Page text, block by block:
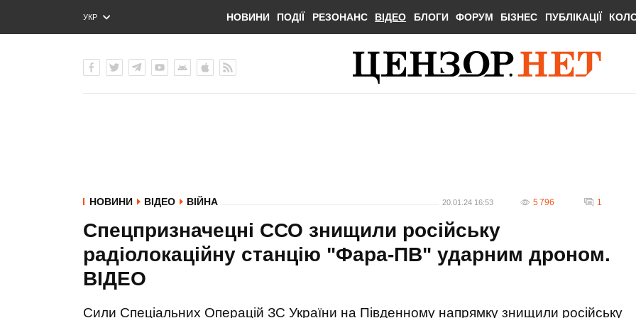
УКР
ENG
НОВИНИ ПОДІЇ РЕЗОНАНС ВІДЕО БЛОГИ ФОРУМ БІЗНЕС ПУБЛІКАЦІЇ
НОВИНИ ВІДЕО ВІЙНА 20.01.24 16:53 5 796 1
Спецпризначецні ССО знищили російську
радіолокаційну станцію "Фара-ПВ" ударним дроном.
ВIДЕО
Сили Спеціальних Операцій ЗС України на Південному напрямку знищили російську